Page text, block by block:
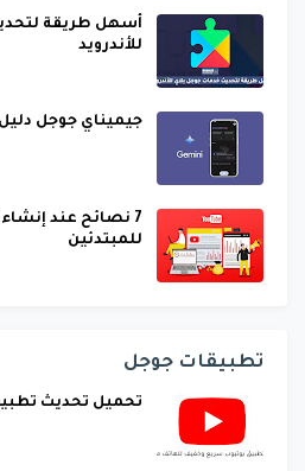
أسهل طريقة
للأندرويد
جيميناي جوجل
7 نصائح عند
للمبتدئين
تطبيقات جوجل
تحميل تحديث